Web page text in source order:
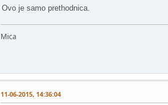
Ovo je samo prethodnica.
Mica
11-06-2015, 14:36:04